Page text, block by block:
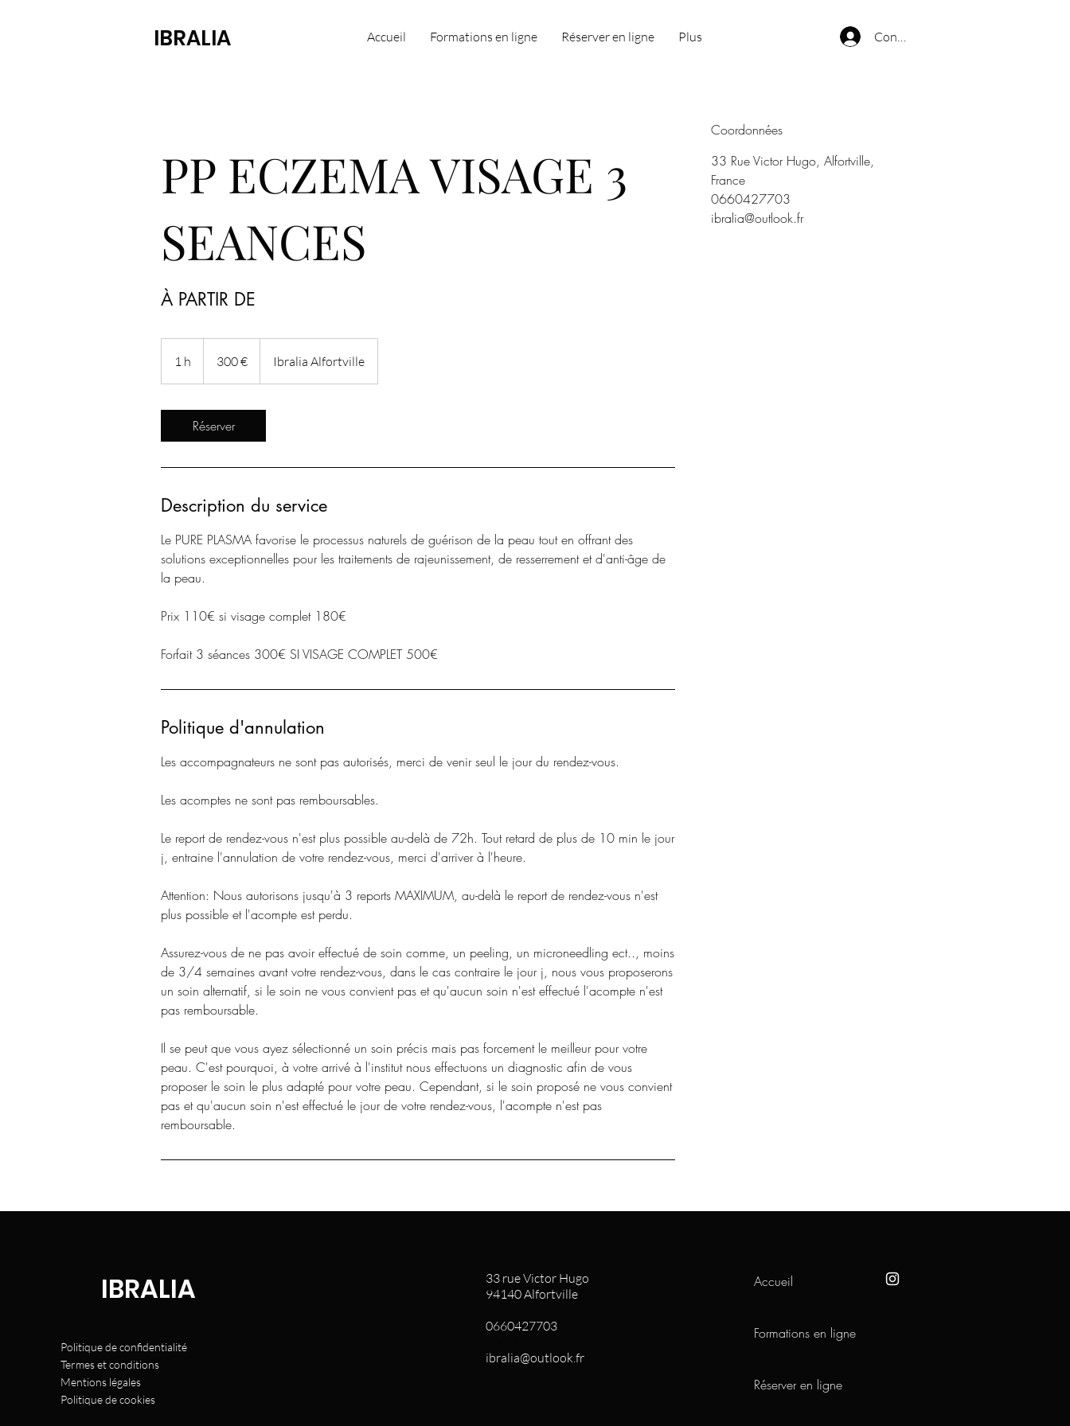
IBRALIA Accueil Formations en ligne Réserver en ligne Plus Connexion
PP ECZEMA VISAGE 3
SEANCES
À PARTIR DE
1 h 300 € Ibralia Alfortville
Réserver
Description du service
Le PURE PLASMA favorise le processus naturels de guérison de la peau tout en offrant des
solutions exceptionnelles pour les traitements de rajeunissement, de resserrement et d'anti-âge de
la peau.
Prix 110€ si visage complet 180€
Politique d'annulation
Les accompagnateurs ne sont pas autorisés, merci de venir seul le jour du rendez-vous.
Les acomptes ne sont pas remboursables.
Le report de rendez-vous n'est plus possible au-delà de 72h. Tout retard de plus de 10 min le jour
j, entraine l'annulation de votre rendez-vous, merci d'arriver à l'heure.
Attention: Nous autorisons jusqu'à 3 reports MAXIMUM, au-delà le report de rendez-vous n'est
plus possible et l'acompte est perdu.
Assurez-vous de ne pas avoir effectué de soin comme, un peeling, un microneedling ect.., moins
de 3/4 semaines avant votre rendez-vous, dans le cas contraire le jour j, nous vous proposerons
un soin alternatif, si le soin ne vous convient pas et qu'aucun soin n'est effectué l'acompte n'est
pas remboursable.
Il se peut que vous ayez sélectionné un soin précis mais pas forcement le meilleur pour votre
peau. C'est pourquoi, à votre arrivé à l'institut nous effectuons un diagnostic afin de vous
proposer le soin le plus adapté pour votre peau. Cependant, si le soin proposé ne vous convient
pas et qu'aucun soin n'est effectué le jour de votre rendez-vous, l'acompte n'est pas
remboursable.
Coordonnées
33 Rue Victor Hugo, Alfortville,
France
0660427703
ibralia@outlook.fr
IBRALIA
Politique de confidentialité
Termes et conditions
Mentions légales
Politique de cookies
33 rue Victor Hugo
94140 Alfortville
0660427703
ibralia@outlook.fr
Accueil
Formations en ligne
Réserver en ligne